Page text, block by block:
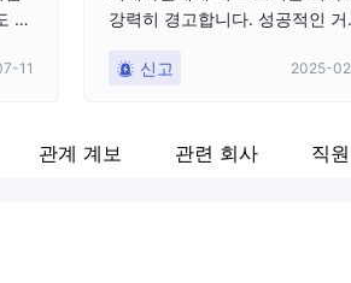
없
11
강력히 경고합니다. 성공적인 거
지만, 거짓된 혐의, 이익 몰수 및
등록 주장 - VEBSON은 미국 국립
신고 2025-
관계 계보 관련 회사 직원